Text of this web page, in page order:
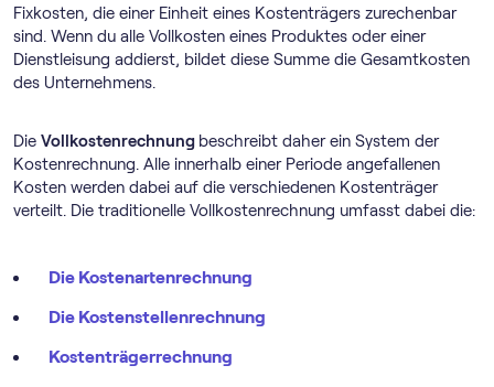
Fixkosten, die einer Einheit eines Kostenträgers zurechenbar
sind. Wenn du alle Vollkosten eines Produktes oder einer
Dienstleisung addierst, bildet diese Summe die Gesamtkosten
des Unternehmens.
Die Vollkostenrechnung beschreibt daher ein System der
Kostenrechnung. Alle innerhalb einer Periode angefallenen
Kosten werden dabei auf die verschiedenen Kostenträger
verteilt. Die traditionelle Vollkostenrechnung umfasst dabei die:
Die Kostenartenrechnung
Die Kostenstellenrechnung
Kostenträgerrechnung